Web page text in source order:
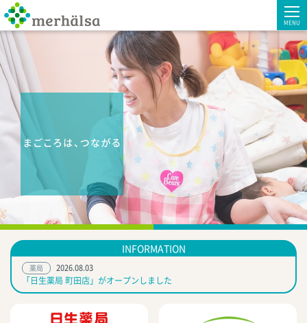
MENU
INFORMATION
薬局 2026.08.03
「日生薬局 町田店」がオープンしました